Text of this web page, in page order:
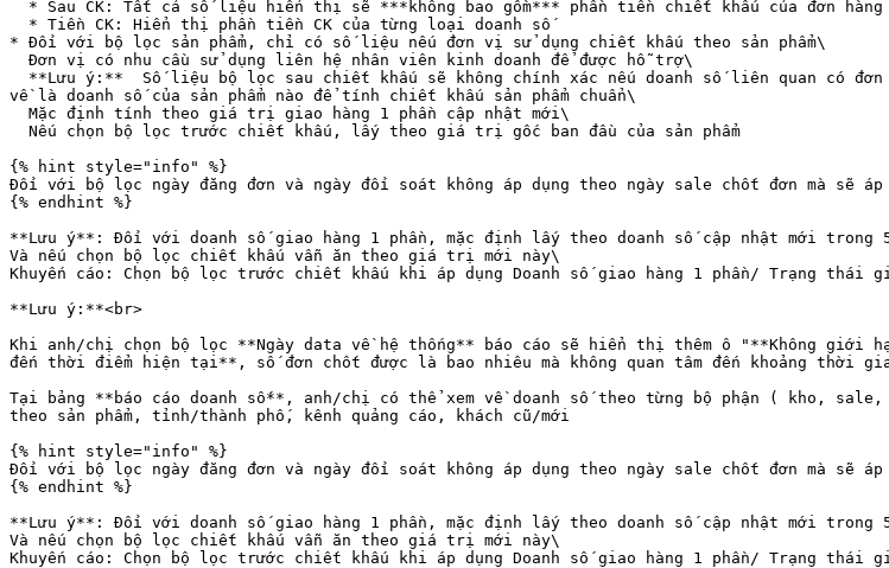
* Đối với bộ lọc sản phẩm, chỉ có số liệu nếu đơn vị sử dụng chiết khấu theo sản phẩm\
về là doanh số của sản phẩm nào để tính chiết khấu sản phẩm chuẩn\
{% hint style="info" %}
Đối với bộ lọc ngày đăng đơn và ngày đối soát không áp dụng theo ngày sale chốt đơn mà sẽ áp
{% endhint %}
**Lưu ý**: Đối với doanh số giao hàng 1 phần, mặc định lấy theo doanh số cập nhật mới trong
Và nếu chọn bộ lọc chiết khấu vẫn ăn theo giá trị mới này\
Khuyến cáo: Chọn bộ lọc trước chiết khấu khi áp dụng Doanh số giao hàng 1 phần/ Trạng thái
**Lưu ý:**<br>
Khi anh/chị chọn bộ lọc **Ngày data về hệ thống** báo cáo sẽ hiển thị thêm ô "**Không
đến thời điểm hiện tại**, số đơn chốt được là bao nhiêu mà không quan tâm đến khoảng thời
Tại bảng **báo cáo doanh số**, anh/chị có thể xem về doanh số theo từng bộ phận ( kho,
theo sản phẩm, tỉnh/thành phố, kênh quảng cáo, khách cũ/mới
{% hint style="info" %}
Đối với bộ lọc ngày đăng đơn và ngày đối soát không áp dụng theo ngày sale chốt đơn mà sẽ áp
{% endhint %}
**Lưu ý**: Đối với doanh số giao hàng 1 phần, mặc định lấy theo doanh số cập nhật mới trong
Và nếu chọn bộ lọc chiết khấu vẫn ăn theo giá trị mới này\
Khuyến cáo: Chọn bộ lọc trước chiết khấu khi áp dụng Doanh số giao hàng 1 phần/ Trạng thái